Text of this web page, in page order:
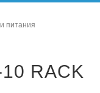
питания
RACK